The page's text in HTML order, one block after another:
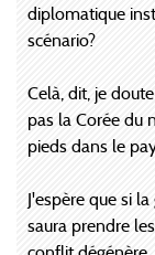
diplomatique
scénario?
Celà, dit, je
pas la Corée du
pieds dans le
J'espère que si
saura prendre